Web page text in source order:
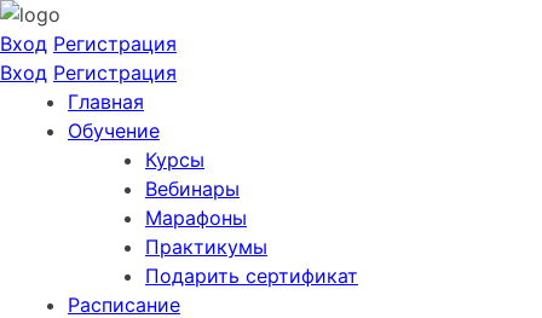
Вход Регистрация
Вход Регистрация
Главная
Обучение
Курсы
Вебинары
Марафоны
Практикумы
Подарить сертификат
Расписание